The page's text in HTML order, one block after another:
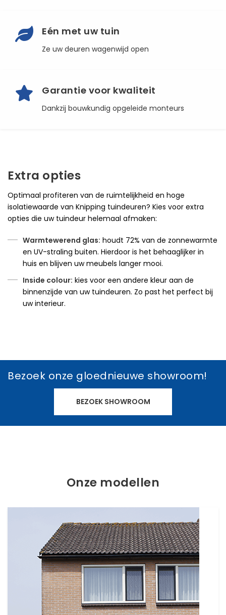
Eén met uw tuin
Ze uw deuren wagenwijd open
Garantie voor kwaliteit
Dankzij bouwkundig opgeleide monteurs
Extra opties
Optimaal profiteren van de ruimtelijkheid en hoge
isolatiewaarde van Knipping tuindeuren? Kies voor extra
opties die uw tuindeur helemaal afmaken:
Warmtewerend glas: houdt 72% van de zonnewarmte
en UV-straling buiten. Hierdoor is het behaaglijker in
huis en blijven uw meubels langer mooi.
Inside colour: kies voor een andere kleur aan de
binnenzijde van uw tuindeuren. Zo past het perfect bij
uw interieur.
Bezoek onze gloednieuwe showroom!
BEZOEK SHOWROOM
Onze modellen